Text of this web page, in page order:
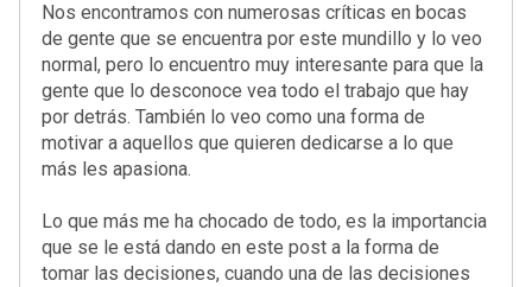
Nos encontramos con numerosas críticas en bocas
de gente que se encuentra por este mundillo y lo veo
normal, pero lo encuentro muy interesante para que la
gente que lo desconoce vea todo el trabajo que hay
por detrás. También lo veo como una forma de
motivar a aquellos que quieren dedicarse a lo que
más les apasiona.
Lo que más me ha chocado de todo, es la importancia
que se le está dando en este post a la forma de
tomar las decisiones, cuando una de las decisiones